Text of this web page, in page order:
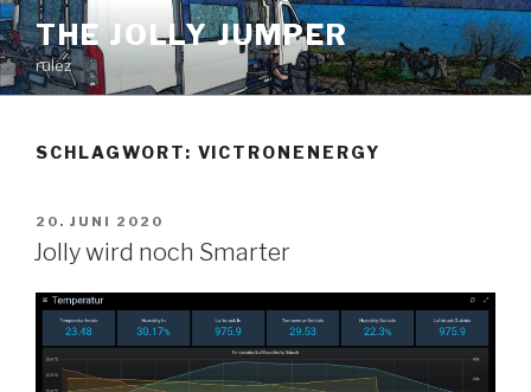
Zum
Inhalt
springen
THE JOLLY JUMPER
rulez
SCHLAGWORT: VICTRONENERGY
VERÖFFENTLICHT
AM
20. JUNI 2020
Jolly wird noch Smarter